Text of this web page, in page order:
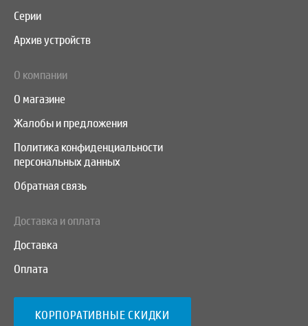
Серии
Архив устройств
О компании
О магазине
Жалобы и предложения
Политика конфиденциальности
персональных данных
Обратная связь
Доставка и оплата
Доставка
Оплата
КОРПОРАТИВНЫЕ СКИДКИ